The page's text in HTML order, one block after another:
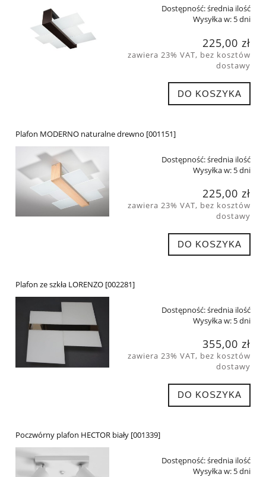
Dostępność:średnia ilość
Wysyłka w: 5 dni
225,00 zł
zawiera 23% VAT, bez kosztów
dostawy
DO KOSZYKA
Plafon MODERNO naturalne drewno [001151]
Dostępność:średnia ilość
Wysyłka w: 5 dni
225,00 zł
zawiera 23% VAT, bez kosztów
dostawy
DO KOSZYKA
Plafon ze szkła LORENZO [002281]
Dostępność:średnia ilość
Wysyłka w: 5 dni
355,00 zł
zawiera 23% VAT, bez kosztów
dostawy
DO KOSZYKA
Poczwórny plafon HECTOR biały [001339]
Dostępność:średnia ilość
Wysyłka w: 5 dni